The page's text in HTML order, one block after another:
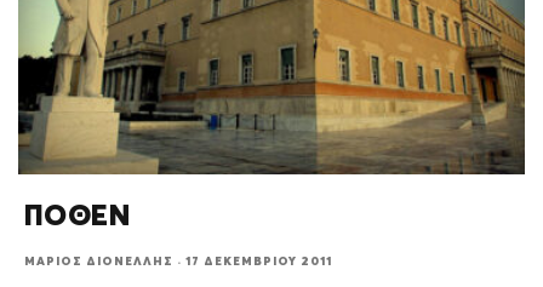
ΠΟΘΕΝ
ΜΆΡΙΟΣ ΔΙΟΝΈΛΛΗΣ · 17 ΔΕΚΕΜΒΡΊΟΥ 2011